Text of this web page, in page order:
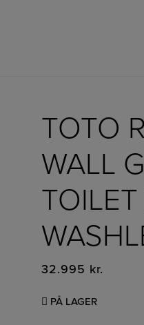
TOTO
WALL
32.995 kr.
PÅ LAGER